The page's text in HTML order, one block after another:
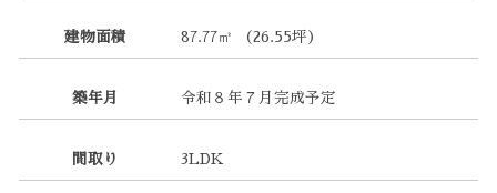
建物面積 87.77㎡ （26.55坪）
築年月 令和８年７月完成予定
間取り 3LDK